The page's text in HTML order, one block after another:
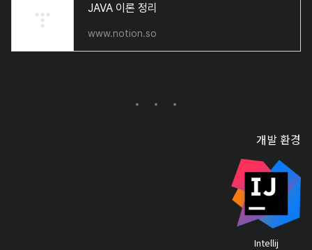
JAVA 이론 정리
www.notion.so
개발 환경
Intellij